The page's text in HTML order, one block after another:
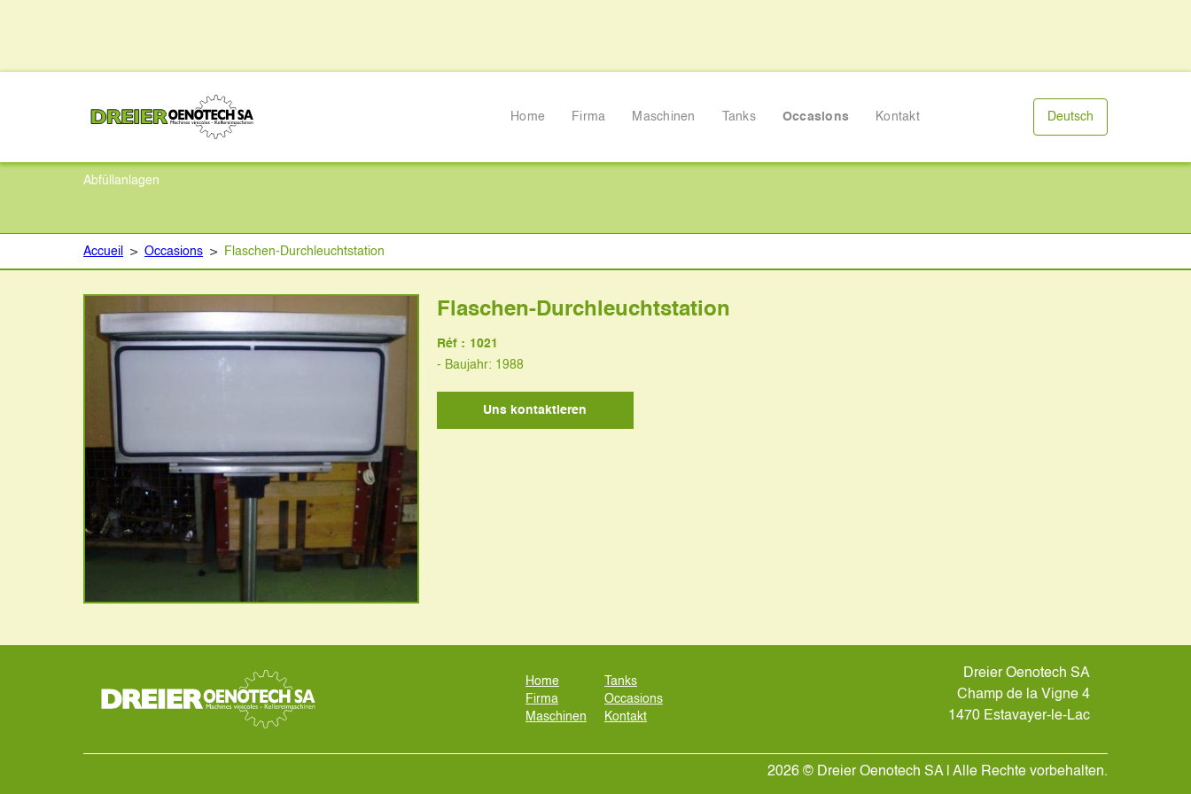
Home Firma Maschinen Tanks Occasions Kontakt Deutsch
Abfüllanlagen
Accueil >Occasions > Flaschen-Durchleuchtstation
Flaschen-Durchleuchtstation
Réf : 1021
- Baujahr: 1988
Uns kontaktieren
Home
Firma
Maschinen
Tanks
Occasions
Kontakt
Dreier Oenotech SA
Champ de la Vigne 4
1470 Estavayer-le-Lac
2026 © Dreier Oenotech SA | Alle Rechte vorbehalten.